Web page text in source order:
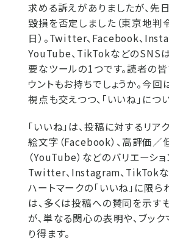
求める訴えがありましたが、先
毀損を否定しました（東京地
日）。Twitter、Facebook、
YouTube、TikTokなどのSNS
要なツールの1つです。読者の
ウントもお持ちでしょうか。今
視点も交えつつ、「いいね」につ
「いいね」は、投稿に対するリア
絵文字（Facebook）、高評価／
（YouTube）などのバリエーショ
Twitter、Instagram、TikTokな
ハートマークの「いいね」に限ら
は、多くは投稿への賛同を示す
が、単なる関心の表明や、ブッ
り得ます。